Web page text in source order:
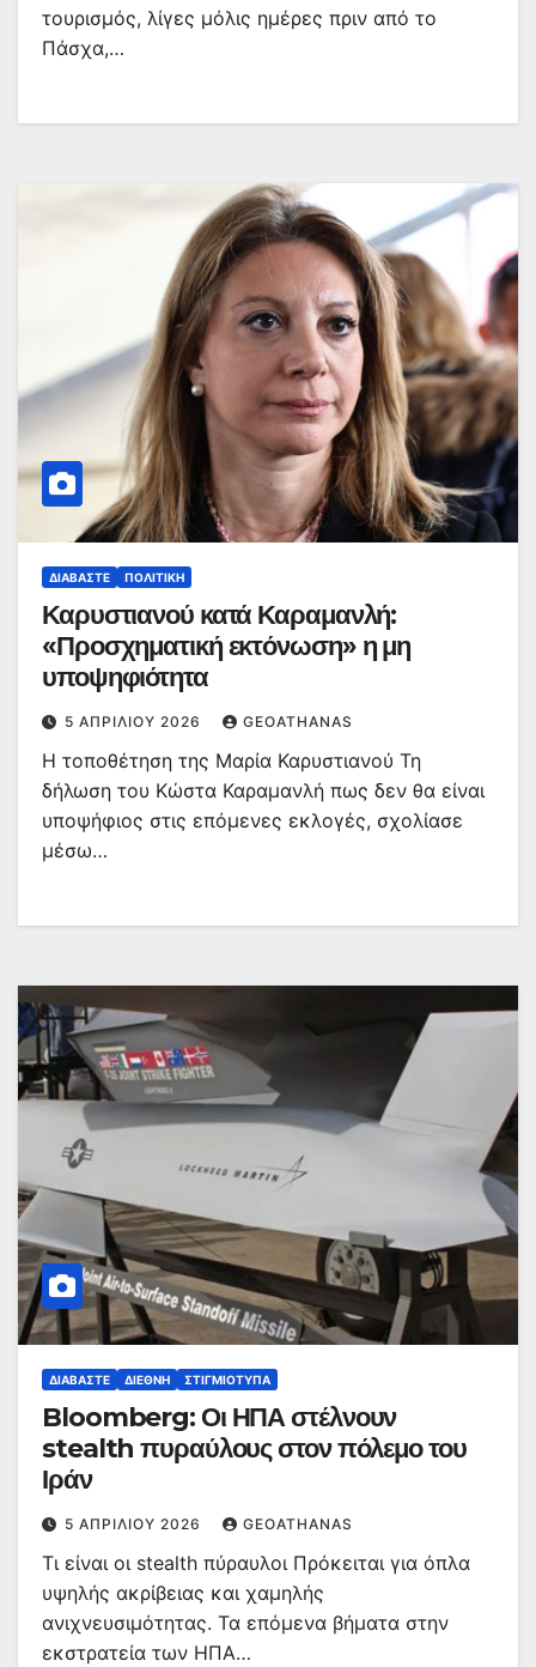
τουρισμός, λίγες μόλις ημέρες πριν από το
Πάσχα,…
ΔΙΑΒΆΣΤΕ ΠΟΛΙΤΙΚΉ
Καρυστιανού κατά Καραμανλή:
«Προσχηματική εκτόνωση» η μη
υποψηφιότητα
5 ΑΠΡΙΛΊΟΥ 2026 GEOATHANAS
Η τοποθέτηση της Μαρία Καρυστιανού Τη
δήλωση του Κώστα Καραμανλή πως δεν θα είναι
υποψήφιος στις επόμενες εκλογές, σχολίασε
μέσω…
ΔΙΑΒΆΣΤΕ ΔΙΕΘΝΉ ΣΤΙΓΜΙΌΤΥΠΑ
Bloomberg: Οι ΗΠΑ στέλνουν
stealth πυραύλους στον πόλεμο του
Ιράν
5 ΑΠΡΙΛΊΟΥ 2026 GEOATHANAS
Τι είναι οι stealth πύραυλοι Πρόκειται για όπλα
υψηλής ακρίβειας και χαμηλής
ανιχνευσιμότητας. Τα επόμενα βήματα στην
εκστρατεία των ΗΠΑ…